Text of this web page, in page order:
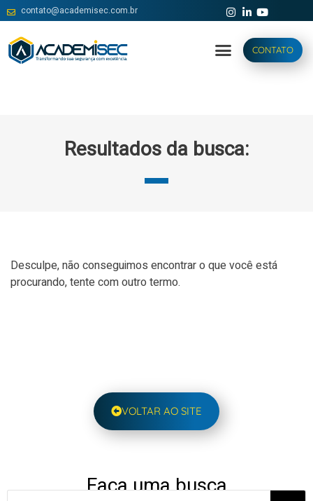
contato@academisec.com.br
CONTATO
Resultados da busca:
Desculpe, não conseguimos encontrar o que você está
procurando, tente com outro termo.
VOLTAR AO SITE
Faça uma busca